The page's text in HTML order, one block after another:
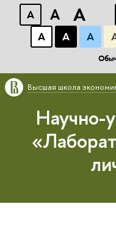
A A A
А
А А
Высшая школа
Научно-